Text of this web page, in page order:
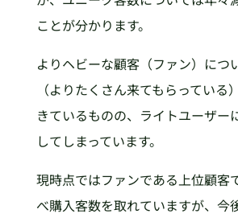
ことが分かります。
よりヘビーな顧客（ファン）につ
（よりたくさん来てもらっている
きているものの、ライトユーザー
してしまっています。
現時点ではファンである上位顧客
べ購入客数を取れていますが、今